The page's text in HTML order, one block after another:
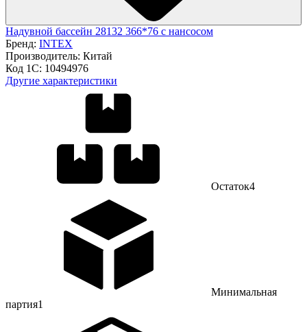
Надувной бассейн 28132 366*76 с нансосом
Бренд: INTEX
Производитель: Китай
Код 1С: 10494976
Другие характеристики
Остаток4
Минимальная
партия1